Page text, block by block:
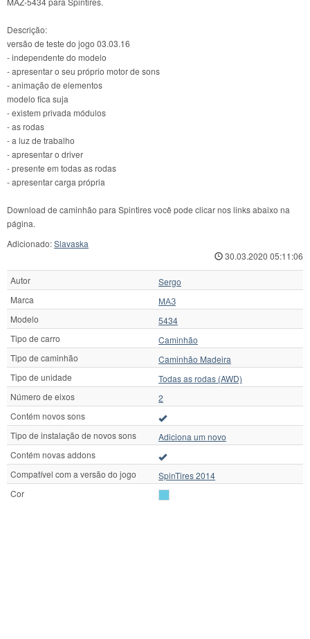
Descrição:
versão de teste do jogo 03.03.16
- independente do modelo
- apresentar o seu próprio motor de sons
- animação de elementos
modelo fica suja
- existem privada módulos
- as rodas
- a luz de trabalho
- apresentar o driver
- presente em todas as rodas
- apresentar carga própria
Download de caminhão para Spintires você pode clicar nos links abaixo na
página.
Adicionado:Slavaska
30.03.2020 05:11:06
Autor
Sergo
Marca
МАЗ
Modelo
5434
Tipo de carro
Caminhão
Tipo de caminhão
Caminhão Madeira
Tipo de unidade
Todas as rodas (AWD)
Número de eixos
2
Contém novos sons
Tipo de instalação de novos sons
Adiciona um novo
Contém novas addons
Compatível com a versão do jogo
SpinTires 2014
Cor